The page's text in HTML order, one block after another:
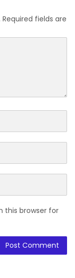
Required fields are
this browser for